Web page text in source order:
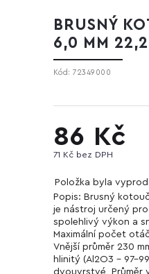
BRUSNÝ
6,0 MM
Kód: 72349000
86 Kč
71 Kč bez DPH
Položka byla
Popis: Brusný
je nástroj určený
spolehlivý výkon a
Maximální počet
Vnější průměr 230
hlinitý (Al2O3 - 97-
dvouvrstvé, Průměr